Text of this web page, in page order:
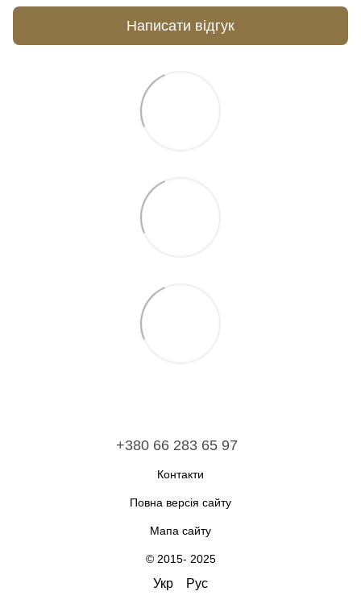
Написати відгук
+380 66 283 65 97
Контакти
Повна версія сайту
Мапа сайту
© 2015- 2025
Укр Рус